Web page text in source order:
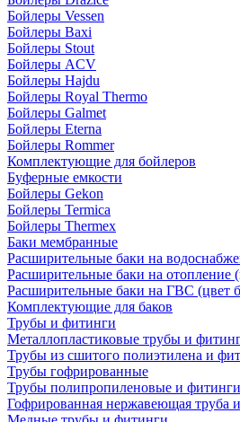
Бойлеры Vessen
Бойлеры Baxi
Бойлеры Stout
Бойлеры ACV
Бойлеры Hajdu
Бойлеры Royal Thermo
Бойлеры Galmet
Бойлеры Eterna
Бойлеры Rommer
Комплектующие для бойлеров
Буферные емкости
Бойлеры Gekon
Бойлеры Termica
Бойлеры Thermex
Баки мембранные
Расширительные баки на
Расширительные баки на отопление
Расширительные баки на ГВС (цвет
Комплектующие для баков
Трубы и фитинги
Металлопластиковые трубы и
Трубы из сшитого полиэтилена и
Трубы гофрированные
Трубы полипропиленовые и фитинги
Гофрированная нержавеющая труба